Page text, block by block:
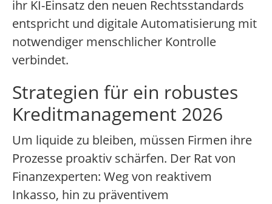
ihr KI-Einsatz den neuen Rechtsstandards
entspricht und digitale Automatisierung mit
notwendiger menschlicher Kontrolle
verbindet.
Strategien für ein robustes
Kreditmanagement 2026
Um liquide zu bleiben, müssen Firmen ihre
Prozesse proaktiv schärfen. Der Rat von
Finanzexperten: Weg von reaktivem
Inkasso, hin zu präventivem